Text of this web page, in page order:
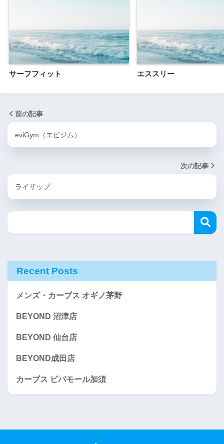
サーフフィット エススリー
前の記事
eviGym（エビジム）
次の記事
ライザップ
Recent Posts
メンズ・カーブス オギノ茅野
BEYOND 沼津店
BEYOND 仙台店
BEYOND成田店
カーブス ビバモール加須